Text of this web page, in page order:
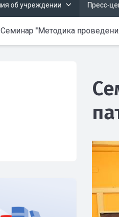
об учреждении Пресс-
Семинар "Методика